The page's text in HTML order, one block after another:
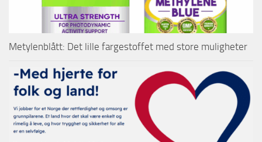
Metylenblått: Det lille fargestoffet med store muligheter